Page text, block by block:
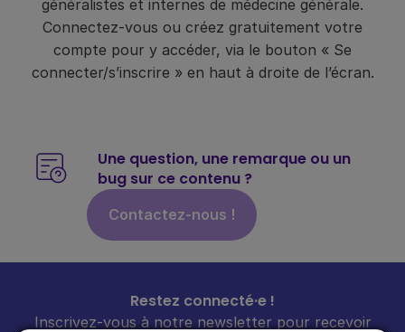
généralistes et internes de médecine générale.
Connectez-vous ou créez gratuitement votre
compte pour y accéder, via le bouton « Se
connecter/s’inscrire » en haut à droite de l’écran.
Une question, une remarque ou un
bug sur ce contenu ?
Contactez-nous !
Restez connecté·e !
Inscrivez-vous à notre newsletter pour recevoir